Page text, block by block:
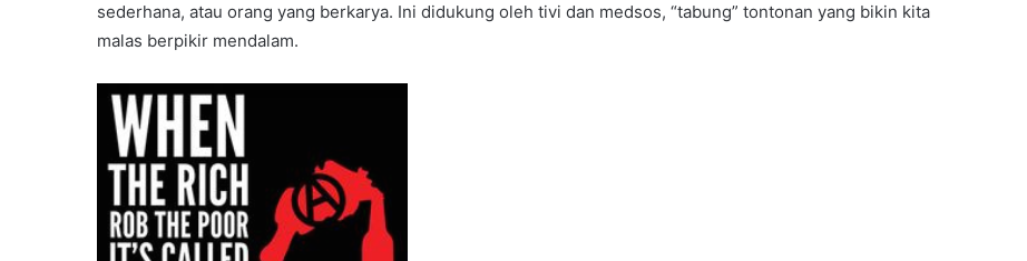
sederhana, atau orang yang berkarya. Ini didukung oleh tivi dan medsos, “tabung” tontonan yang bikin kita
malas berpikir mendalam.